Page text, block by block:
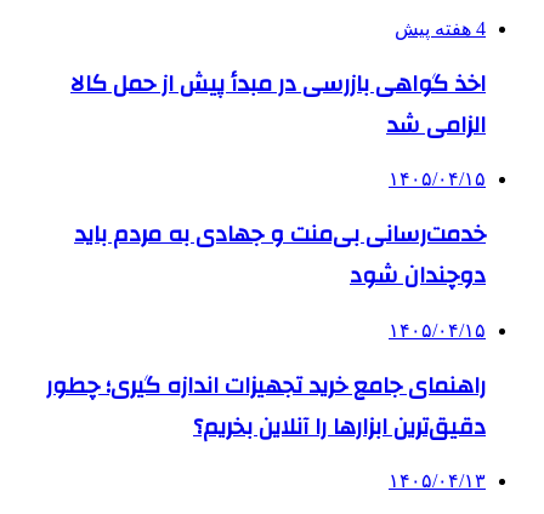
4 هفته پیش
اخذ گواهی بازرسی در مبدأ پیش از حمل کالا
الزامی شد
۱۴۰۵/۰۴/۱۵
خدمت‌رسانی بی‌منت و جهادی به مردم باید
دوچندان شود
۱۴۰۵/۰۴/۱۵
راهنمای جامع خرید تجهیزات اندازه گیری؛ چطور
دقیق‌ترین ابزارها را آنلاین بخریم؟
۱۴۰۵/۰۴/۱۳